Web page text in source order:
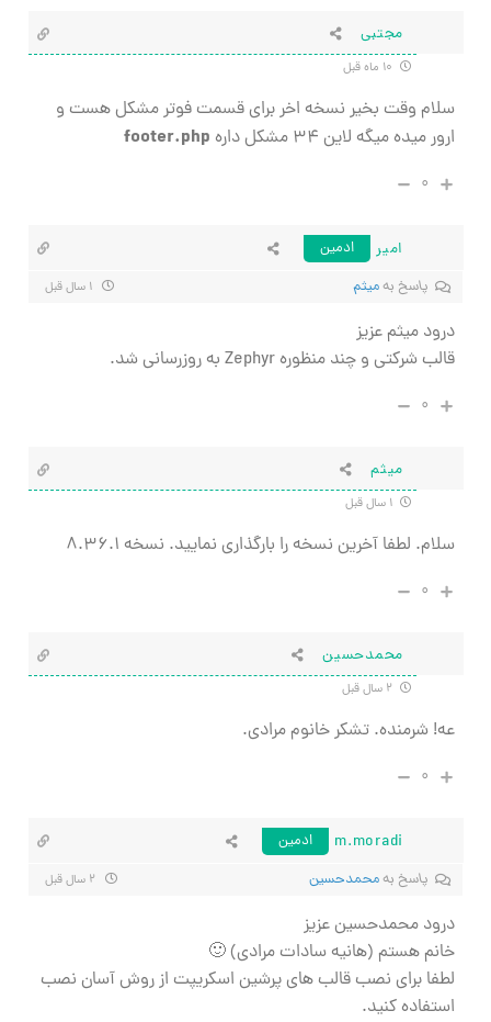
مجتبی
سلام وقت بخیر نسخه اخر برای قسمت فوتر مشکل هست و
ارور میده میگه لاین ۳۴ مشکل داره
footer.php
۰
امیر
ادمین
پاسخ بهمیثم
درود میثم عزیز
قالب شرکتی و چند منظوره Zephyr به روزرسانی شد.
۰
میثم
سلام. لطفا آخرین نسخه را بارگذاری نمایید. نسخه ۸.۳۶.۱
۰
محمدحسین
عه! شرمنده. تشکر خانوم مرادی.
۰
m.moradi
ادمین
پاسخ بهمحمدحسین
درود محمدحسین عزیز
خانم هستم (هانیه سادات مرادی) 🙂
لطفا برای نصب قالب های پرشین اسکریپت از روش آسان نصب
استفاده کنید.